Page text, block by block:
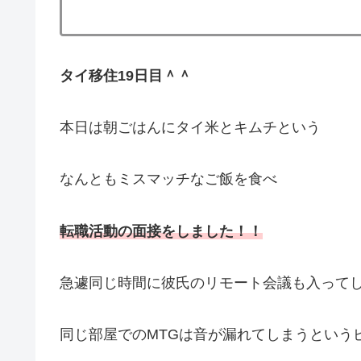
タイ移住19日目＾＾
本日は朝ごはんにタイ米とキムチという
なんともミスマッチなご飯を食べ
転職活動の面接をしました！！
急遽同じ時間に彼氏のリモート会議も入って
同じ部屋でのMTGは音が漏れてしまうという